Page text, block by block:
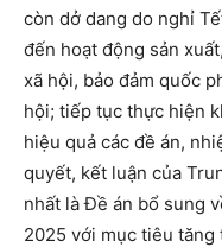
còn dở dang do nghỉ
đến hoạt động sản
xã hội, bảo đảm quốc
hội; tiếp tục thực hiện
hiệu quả các đề án,
quyết, kết luận của
nhất là Đề án bổ sung
2025 với mục tiêu tăng